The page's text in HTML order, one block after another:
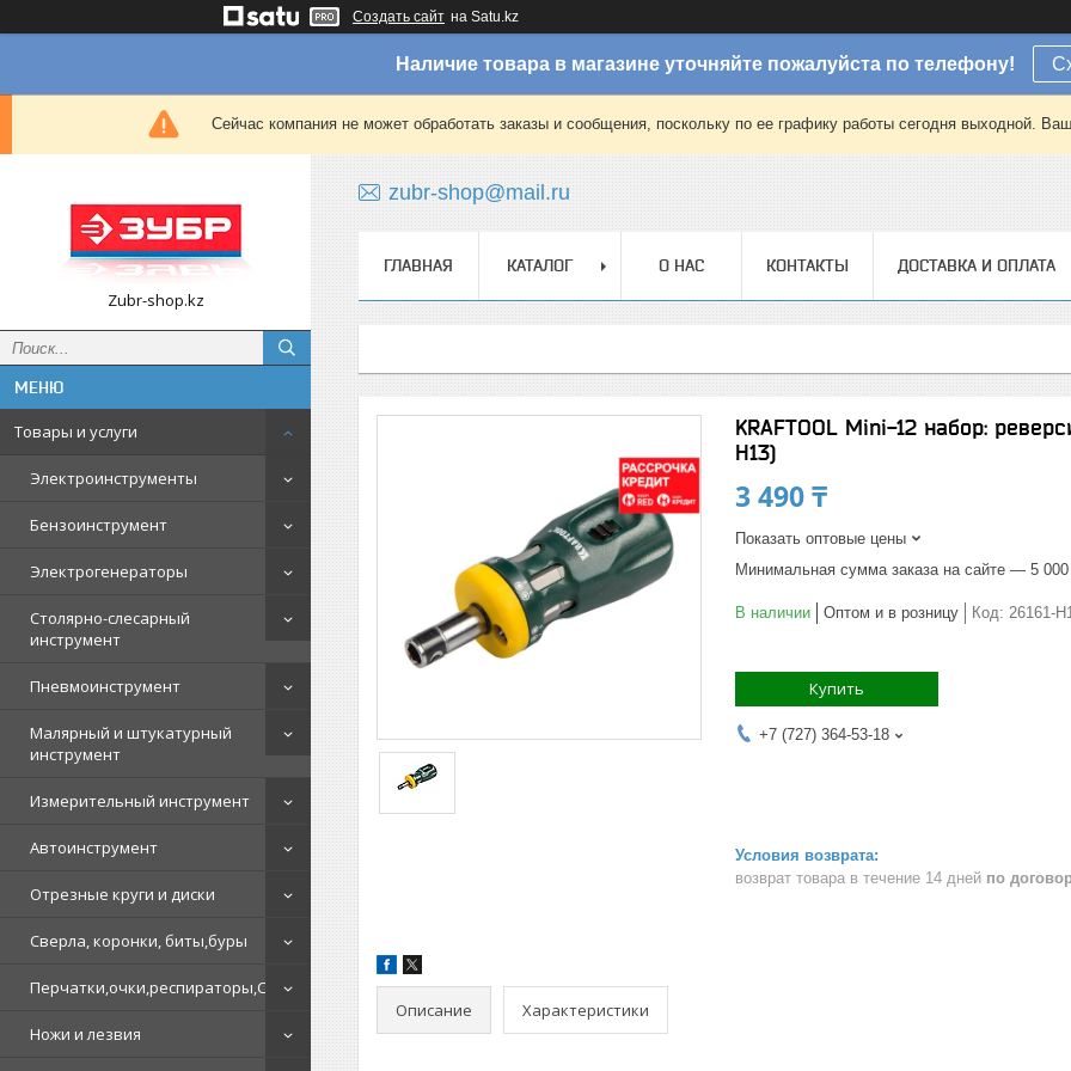
Создать сайт на Satu.kz
Наличие товара в магазине уточняйте пожалуйста по телефону!
Сейчас компания не может обработать заказы и сообщения, поскольку по ее графику работы сегодня выходной.
Zubr-shop.kz
Товары и услуги
Электроинструменты
Бензоинструмент
Электрогенераторы
Столярно-слесарный
инструмент
Пневмоинструмент
Малярный и штукатурный
инструмент
Измерительный инструмент
Автоинструмент
Отрезные круги и диски
Сверла, коронки, биты,буры
Перчатки,очки,респираторы,СИЗ
Ножи и лезвия
zubr-shop@mail.ru
ГЛАВНАЯ КАТАЛОГ О НАС КОНТАКТЫ ДОСТАВКА И ОПЛАТА
KRAFTOOL Mini-12 набор:
H13)
3 490 ₸
Показать оптовые цены
Минимальная сумма заказа на сайте — 5
В наличии Оптом и в розницу Код: 26161-
Купить
+7 (727) 364-53-18
возврат товара в течение 14 дней по
Описание Характеристики